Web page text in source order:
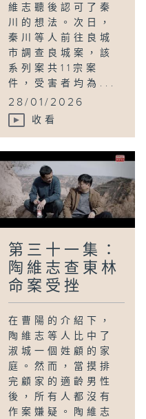
維志聽後認可了秦
川的想法。次日，
秦川等人前往良城
市調查良城案，該
系列案共11宗案
件，受害者均為...
28/01/2026
收看
第三十一集：
陶維志查東林
命案受挫
在曹陽的介紹下，
陶維志等人比中了
淑城一個姓顧的家
庭。然而，當摸排
完顧家的適齡男性
後，所有人都沒有
作案嫌疑。陶維志